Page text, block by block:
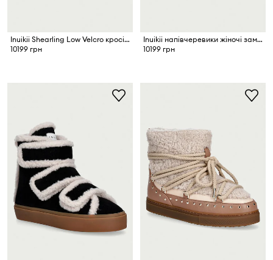
Inuikii Shearling Low Velcro кросівки жіночі замшеві
10199 грн
Inuikii напівчеревики жіночі замшеві Mocabee Curly
10199 грн